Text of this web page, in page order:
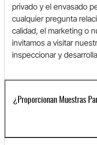
privado y el envasado
cualquier pregunta
calidad, el marketing o
invitamos a visitar
inspeccionar y
¿Proporcionan Muestras